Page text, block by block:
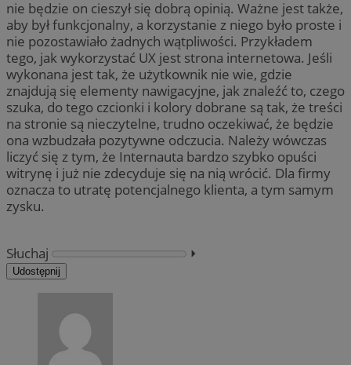
nie będzie on cieszył się dobrą opinią. Ważne jest także,
aby był funkcjonalny, a korzystanie z niego było proste i
nie pozostawiało żadnych wątpliwości. Przykładem
tego, jak wykorzystać UX jest strona internetowa. Jeśli
wykonana jest tak, że użytkownik nie wie, gdzie
znajdują się elementy nawigacyjne, jak znaleźć to, czego
szuka, do tego czcionki i kolory dobrane są tak, że treści
na stronie są nieczytelne, trudno oczekiwać, że będzie
ona wzbudzała pozytywne odczucia. Należy wówczas
liczyć się z tym, że Internauta bardzo szybko opuści
witrynę i już nie zdecyduje się na nią wrócić. Dla firmy
oznacza to utratę potencjalnego klienta, a tym samym
zysku.
Słuchaj ⏵︎
Udostępnij